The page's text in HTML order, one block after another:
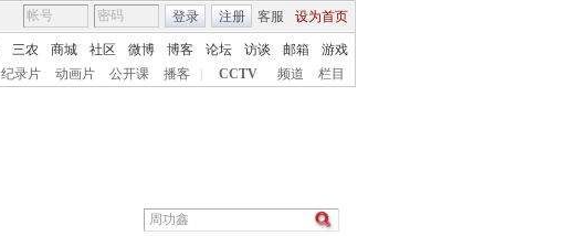
客服 设为首页
登录 注册
三农 商城 社区 微博 博客 论坛 访谈 邮箱
游戏
纪录片 动画片 公开课 播客 CCTV 频道 栏目